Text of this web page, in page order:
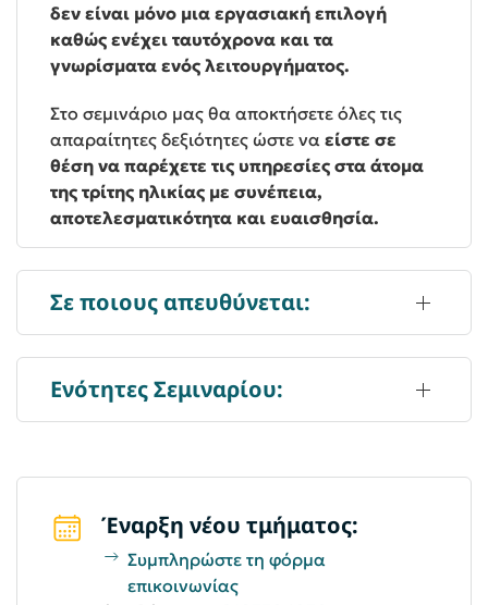
δεν είναι μόνο μια εργασιακή επιλογή
καθώς ενέχει ταυτόχρονα και τα
γνωρίσματα ενός λειτουργήματος.
Στο σεμινάριο μας θα αποκτήσετε όλες τις
απαραίτητες δεξιότητες ώστε να είστε σε
θέση να παρέχετε τις υπηρεσίες στα άτομα
της τρίτης ηλικίας με συνέπεια,
αποτελεσματικότητα και ευαισθησία.
Σε ποιους απευθύνεται:
Ενότητες Σεμιναρίου:
Έναρξη νέου τμήματος:
Συμπληρώστε τη φόρμα
επικοινωνίας